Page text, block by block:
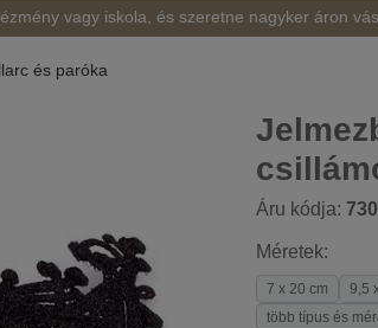
vagy iskola, és szeretne nagyker áron
és paróka
Áru kódja:
Méretek:
7 x 20 cm 9,5
több típus és